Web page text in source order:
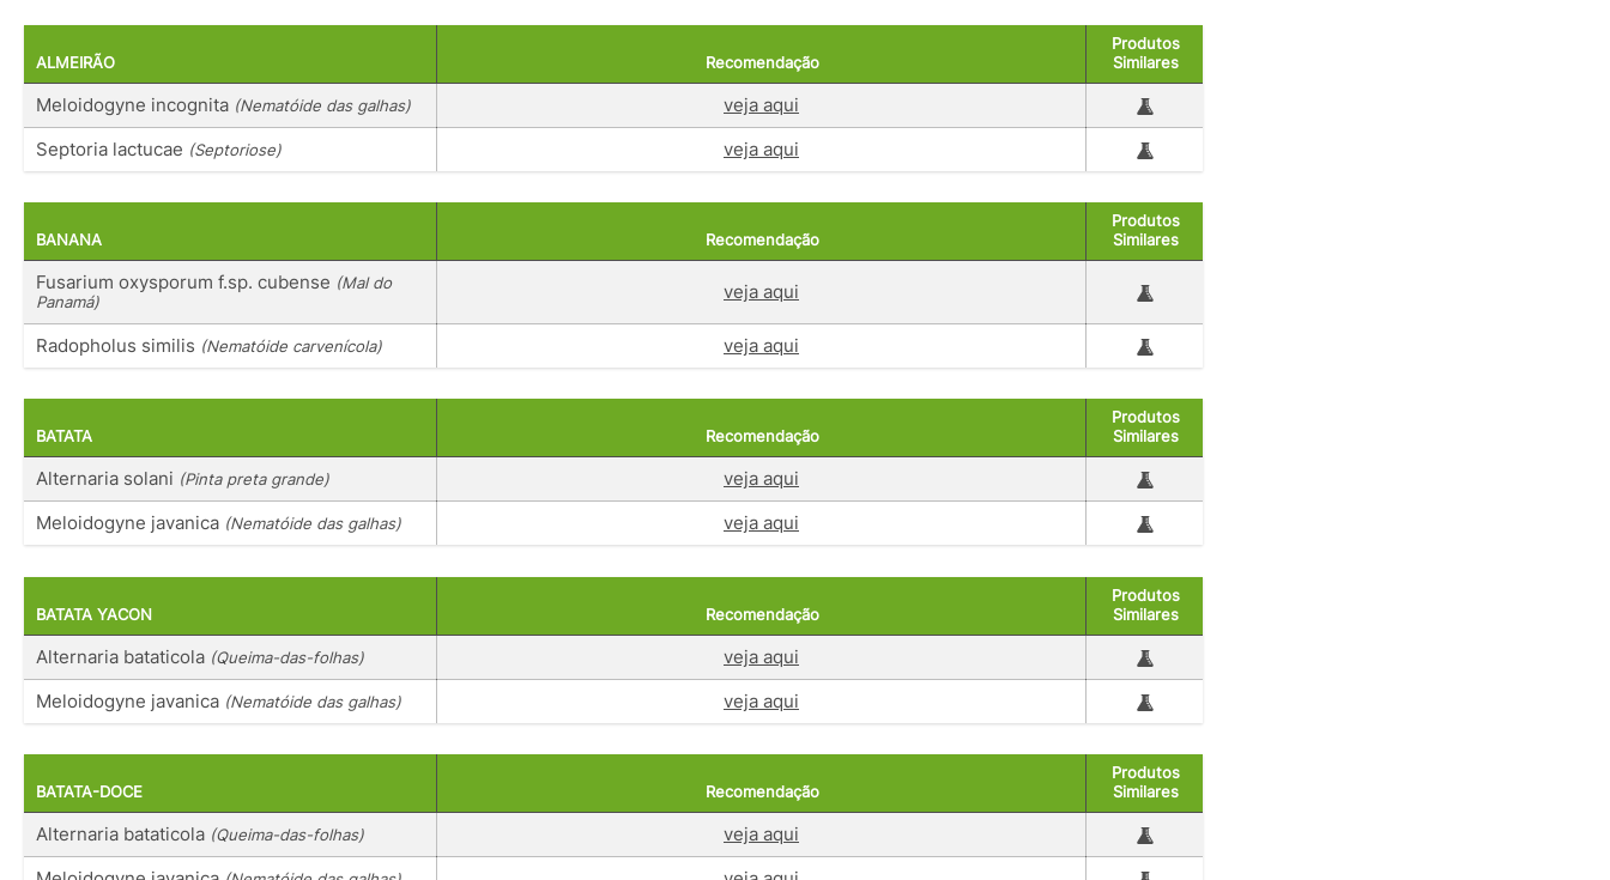
ALMEIRÃO Recomendação
Produtos
Similares
Meloidogyne incognita (Nematóide das galhas)
veja aqui
Septoria lactucae (Septoriose) veja aqui
BANANA Recomendação
Produtos
Similares
Fusarium oxysporum f.sp. cubense (Mal do
Panamá)
veja aqui
Radopholus similis (Nematóide carvenícola) veja aqui
BATATA Recomendação
Produtos
Similares
Alternaria solani (Pinta preta grande)
veja aqui
Meloidogyne javanica (Nematóide das galhas) veja aqui
BATATA YACON Recomendação
Produtos
Similares
Alternaria bataticola (Queima-das-folhas)
veja aqui
Meloidogyne javanica (Nematóide das galhas) veja aqui
BATATA-DOCE Recomendação
Produtos
Similares
Alternaria bataticola (Queima-das-folhas)
veja aqui